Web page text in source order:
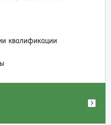
квалификации